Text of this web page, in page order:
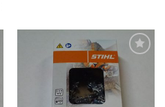
Meine
Sägen